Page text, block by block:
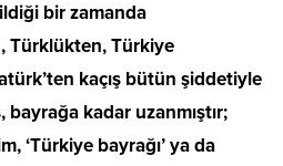
bir zamanda
Türklükten, Türkiye
kaçış bütün şiddetiyle
bayrağa kadar uzanmıştır;
‘Türkiye bayrağı’ ya da